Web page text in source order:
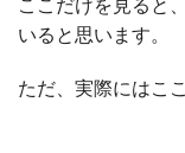
ここだけを見ると
いると思います。
ただ、実際にはこ